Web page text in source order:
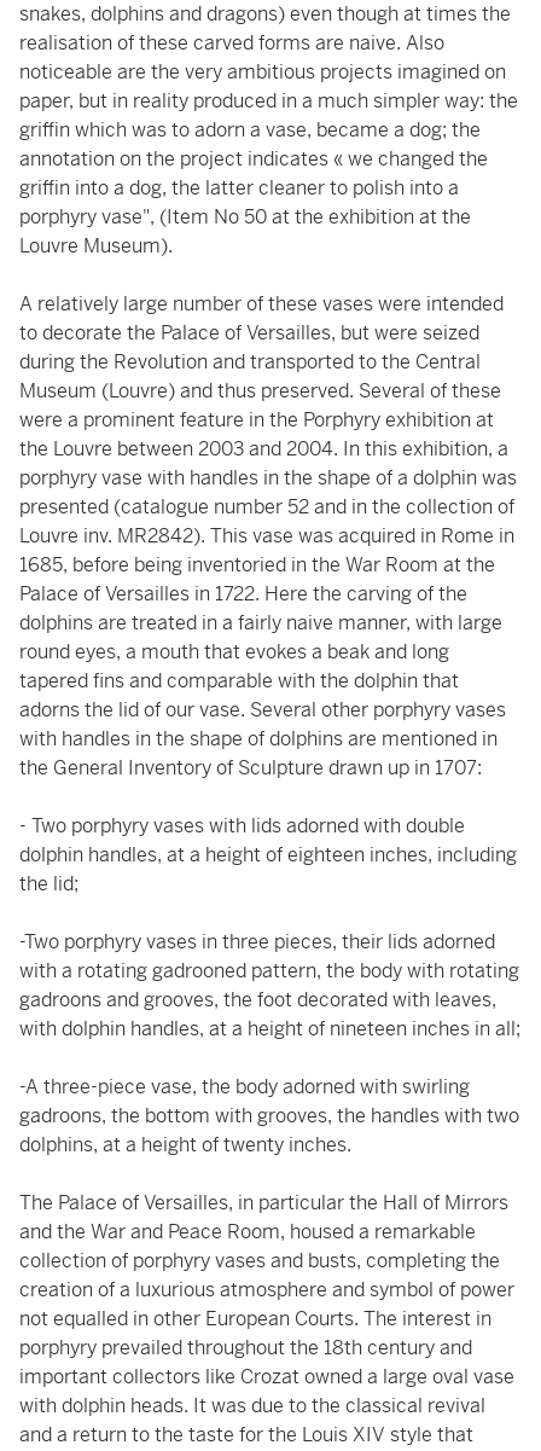
snakes, dolphins and dragons) even though at times the
realisation of these carved forms are naive. Also
noticeable are the very ambitious projects imagined on
paper, but in reality produced in a much simpler way: the
griffin which was to adorn a vase, became a dog; the
annotation on the project indicates « we changed the
griffin into a dog, the latter cleaner to polish into a
porphyry vase", (Item No 50 at the exhibition at the
Louvre Museum).
A relatively large number of these vases were intended
to decorate the Palace of Versailles, but were seized
during the Revolution and transported to the Central
Museum (Louvre) and thus preserved. Several of these
were a prominent feature in the Porphyry exhibition at
the Louvre between 2003 and 2004. In this exhibition, a
porphyry vase with handles in the shape of a dolphin was
presented (catalogue number 52 and in the collection of
Louvre inv. MR2842). This vase was acquired in Rome in
1685, before being inventoried in the War Room at the
Palace of Versailles in 1722. Here the carving of the
dolphins are treated in a fairly naive manner, with large
round eyes, a mouth that evokes a beak and long
tapered fins and comparable with the dolphin that
adorns the lid of our vase. Several other porphyry vases
with handles in the shape of dolphins are mentioned in
the General Inventory of Sculpture drawn up in 1707:
- Two porphyry vases with lids adorned with double
dolphin handles, at a height of eighteen inches, including
the lid;
-Two porphyry vases in three pieces, their lids adorned
with a rotating gadrooned pattern, the body with rotating
gadroons and grooves, the foot decorated with leaves,
with dolphin handles, at a height of nineteen inches in all;
-A three-piece vase, the body adorned with swirling
gadroons, the bottom with grooves, the handles with two
dolphins, at a height of twenty inches.
The Palace of Versailles, in particular the Hall of Mirrors
and the War and Peace Room, housed a remarkable
collection of porphyry vases and busts, completing the
creation of a luxurious atmosphere and symbol of power
not equalled in other European Courts. The interest in
porphyry prevailed throughout the 18th century and
important collectors like Crozat owned a large oval vase
with dolphin heads. It was due to the classical revival
and a return to the taste for the Louis XIV style that